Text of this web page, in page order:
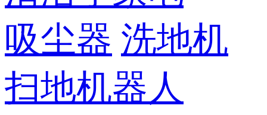
吸尘器 洗地机
扫地机器人